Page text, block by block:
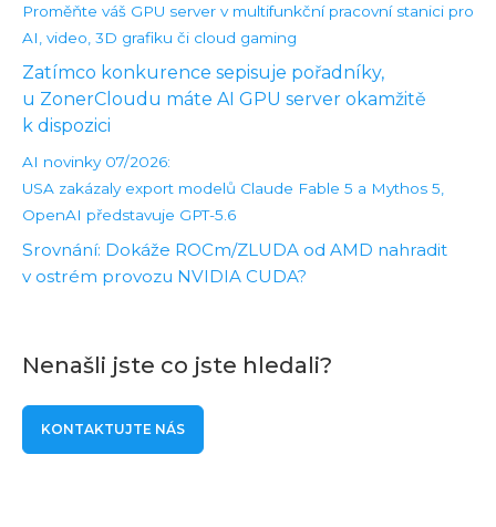
Proměňte váš GPU server v multifunkční pracovní stanici pro
AI, video, 3D grafiku či cloud gaming
Zatímco konkurence sepisuje pořadníky,
u ZonerCloudu máte AI GPU server okamžitě
k dispozici
AI novinky 07/2026:
USA zakázaly export modelů Claude Fable 5 a Mythos 5,
OpenAI představuje GPT-5.6
Srovnání: Dokáže ROCm/ZLUDA od AMD nahradit
v ostrém provozu NVIDIA CUDA?
Nenašli jste co jste hledali?
KONTAKTUJTE NÁS